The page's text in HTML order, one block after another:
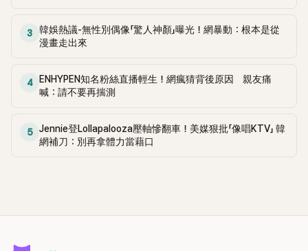
3
韓娛熱議-無性別偶像「驚人神顏」曝光！網暴動：根本是從
漫畫走出來
4
ENHYPEN知名粉絲直播輕生！網瘋猜背後原因 親友痛
喊：請不要再揣測
5
Jennie登Lollapalooza壓軸慘翻車！美媒狠批「像唱KTV」 韓
網補刀：別再拿體力當藉口